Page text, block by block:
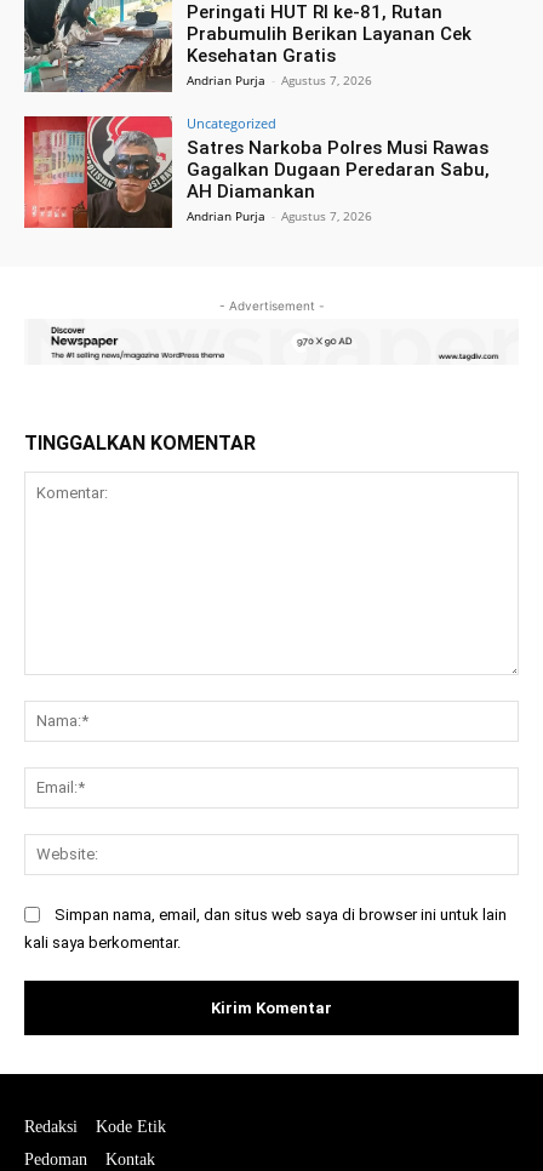
Peringati HUT RI ke-81, Rutan
Prabumulih Berikan Layanan Cek
Kesehatan Gratis
Andrian Purja - Agustus 7, 2026
Uncategorized
Satres Narkoba Polres Musi Rawas
Gagalkan Dugaan Peredaran Sabu,
AH Diamankan
Andrian Purja - Agustus 7, 2026
- Advertisement -
TINGGALKAN KOMENTAR
Simpan nama, email, dan situs web saya di browser ini untuk lain
kali saya berkomentar.
Redaksi
Kode Etik
Pedoman
Kontak